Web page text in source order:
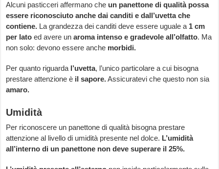
Alcuni pasticceri affermano che un panettone di qualità possa
essere riconosciuto anche dai canditi e dall’uvetta che
contiene. La grandezza dei canditi deve essere uguale a 1 cm
per lato ed avere unaroma intenso e gradevole all’olfatto. Ma
non solo: devono essere anche morbidi.
Per quanto riguarda l’uvetta, l’unico particolare a cui bisogna
prestare attenzione è il sapore.Assicuratevi che questo non sia
amaro.
Umidità
Per riconoscere un panettone di qualità bisogna prestare
attenzione al livello di umidità presente nel dolce. L’umidità
all’interno di un panettone non deve superare il 25%.